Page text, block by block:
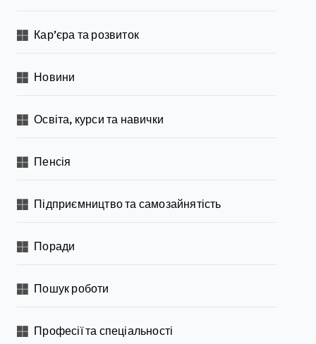
Кар’єра та розвиток
Новини
Освіта, курси та навички
Пенсія
Підприємництво та самозайнятість
Поради
Пошук роботи
Професії та спеціальності